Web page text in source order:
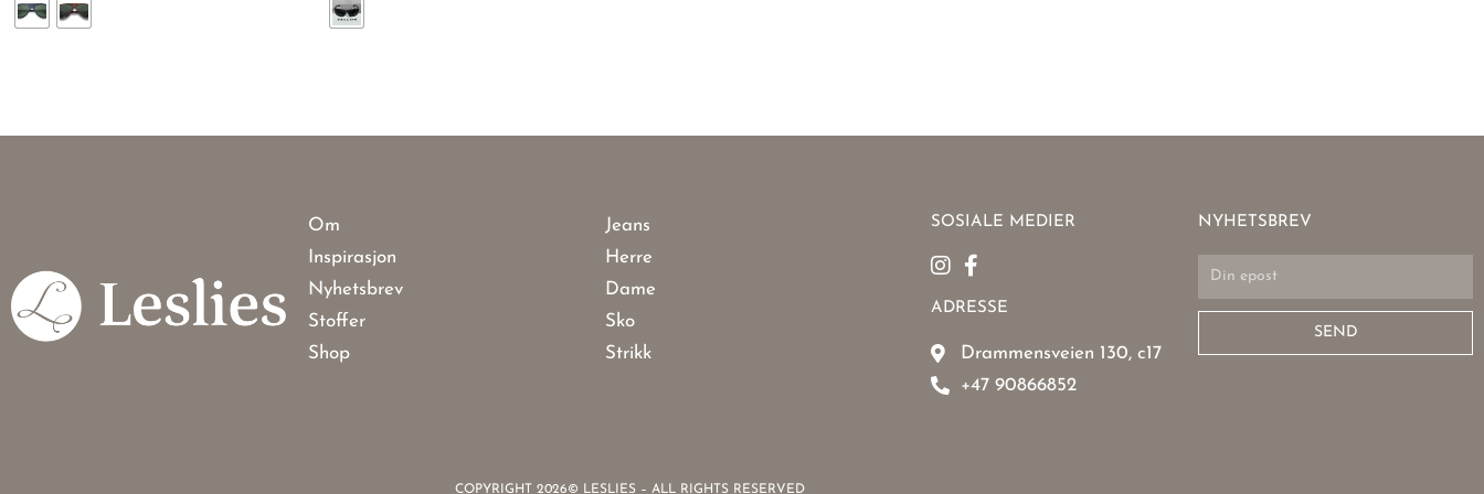
Om
Inspirasjon
Nyhetsbrev
Stoffer
Shop
Jeans
Herre
Dame
Sko
Strikk
SOSIALE MEDIER
ADRESSE
Drammensveien 130, c17
+47 90866852
NYHETSBREV
Email
SEND
COPYRIGHT 2026© LESLIES – ALL RIGHTS RESERVED